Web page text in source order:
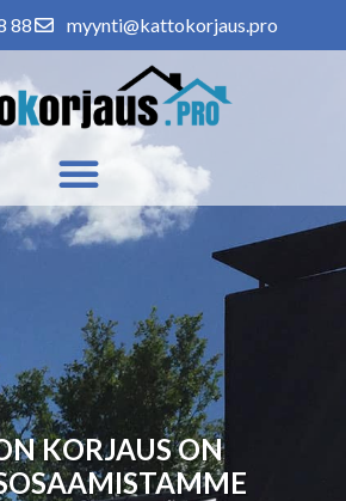
88 myynti@kattokorjaus.pro
KORJAUS ON